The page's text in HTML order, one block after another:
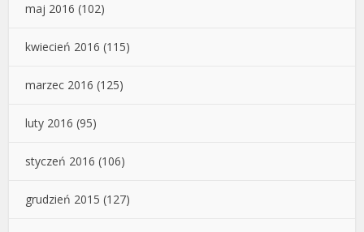
maj 2016 (102)
kwiecień 2016 (115)
marzec 2016 (125)
luty 2016 (95)
styczeń 2016 (106)
grudzień 2015 (127)